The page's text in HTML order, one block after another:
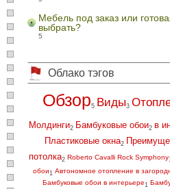
Мебель под заказ или
выбрать?
5
Облако тэгов
Обзор5 Виды3
Молдинги2 Бамбуковые обои2 в
Пластиковые окна2
потолка2 Roberto Cavalli Rock Symphony1
обои 1 Автономное отопление в
Бамбуковые обои в интерьере 1